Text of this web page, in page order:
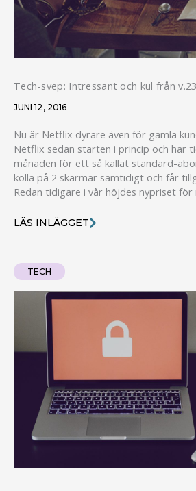
Tech-svep: Intressant och kul från
JUNI 12, 2016
Nu är Netflix dyrare även för gamla
Netflix sedan starten i princip och har
månaden för ett så kallat standard-
kolla på 2 skärmar samtidigt och får
Redan tidigare i vår höjdes nypriset för
LÄS INLÄGGET
TECH